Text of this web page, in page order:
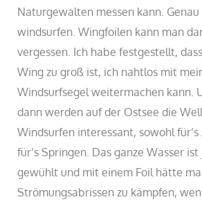
Naturgewalten messen kann.
windsurfen. Wingfoilen kann man
vergessen. Ich habe festgestellt,
Wing zu groß ist, ich nahtlos mit
Windsurfsegel weitermachen kann.
dann werden auf der Ostsee die
Windsurfen interessant, sowohl
für’s Springen. Das ganze Wasser
gewühlt und mit einem Foil hätte
Strömungsabrissen zu kämpfen,